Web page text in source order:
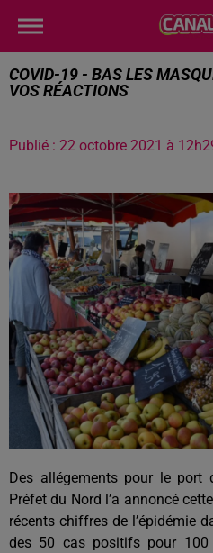
COVID-19 - BAS LES
VOS RÉACTIONS
Publié : 22 octobre 2021 à
Des allégements pour le port
Préfet du Nord l’a annoncé
récents chiffres de l’épidémie
des 50 cas positifs pour 100